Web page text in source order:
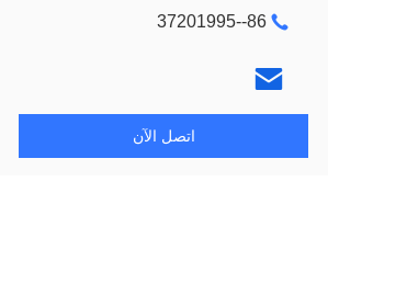
86--37201995
اتصل الآن